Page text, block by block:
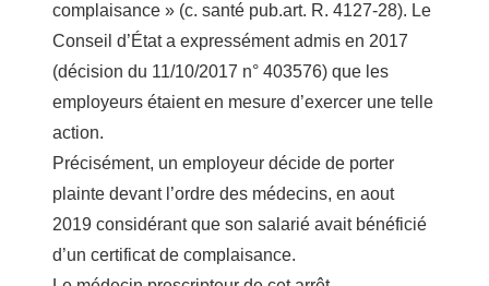
complaisance » (c. santé pub.art. R. 4127-28). Le
Conseil d’État a expressément admis en 2017
(décision du 11/10/2017 n° 403576) que les
employeurs étaient en mesure d’exercer une telle
action.
Précisément, un employeur décide de porter
plainte devant l’ordre des médecins, en aout
2019 considérant que son salarié avait bénéficié
d’un certificat de complaisance.